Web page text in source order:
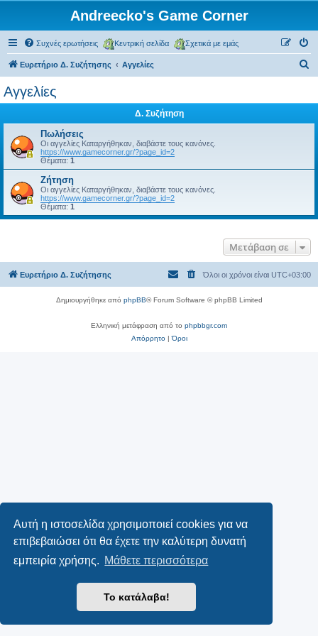
Αυτή η ιστοσελίδα χρησιμοποιεί cookies για να
επιβεβαιώσει ότι θα έχετε την καλύτερη δυνατή
εμπειρία χρήσης. Μάθετε περισσότερα
Το κατάλαβα!
Andreecko's Game Corner
Συχνές ερωτήσεις Κεντρική σελίδα Σχετικά με εμάς
Ευρετήριο Δ. Συζήτησης Αγγελίες
Αγγελίες
Δ. Συζήτηση
Πωλήσεις
Οι αγγελίες Καταργήθηκαν, διαβάστε τους κανόνες.
https://www.gamecorner.gr/?page_id=2
Θέματα: 1
Ζήτηση
Οι αγγελίες Καταργήθηκαν, διαβάστε τους κανόνες.
https://www.gamecorner.gr/?page_id=2
Θέματα: 1
Μετάβαση σε
Ευρετήριο Δ. Συζήτησης Όλοι οι χρόνοι είναι UTC+03:00
Δημιουργήθηκε από phpBB® Forum Software © phpBB Limited
Ελληνική μετάφραση από το phpbbgr.com
Απόρρητο|Όροι